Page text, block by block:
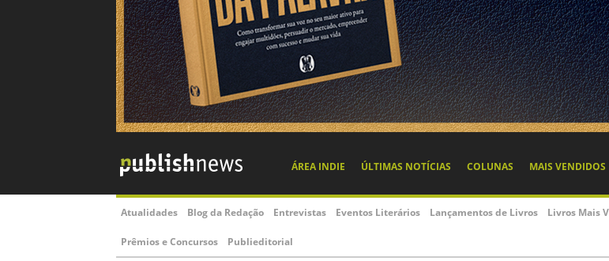
ÁREA INDIE ÚLTIMAS NOTÍCIAS COLUNAS MAIS VENDIDOS
Atualidades Blog da Redação Entrevistas Eventos Literários Lançamentos de Livros Livros Mais
Prêmios e Concursos Publieditorial